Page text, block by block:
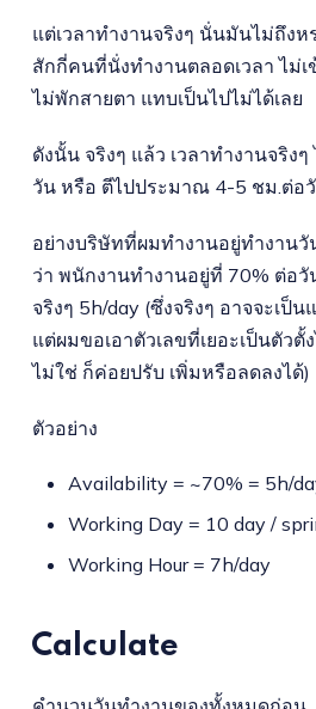
แต่เวลาทำงานจริงๆ นั่นมันไม่ถึง
สักกี่คนที่นั่งทำงานตลอดเวลา ไม่
ไม่พักสายตา แทบเป็นไปไม่ได้เลย
ดังนั้น จริงๆ แล้ว เวลาทำงานจริง
วัน หรือ ตีไปประมาณ 4-5 ชม.ต่อ
อย่างบริษัทที่ผมทำงานอยู่ทำงานวั
ว่า พนักงานทำงานอยู่ที่ 70% ต่อวั
จริงๆ 5h/day (ซึ่งจริงๆ อาจจะเป็
แต่ผมขอเอาตัวเลขที่เยอะเป็นตัวตั้
ไม่ใช่ ก็ค่อยปรับ เพิ่มหรือลดลงได้)
ตัวอย่าง
Availability = ~70% = 5h/
Working Day = 10 day /
Working Hour = 7h/day
Calculate